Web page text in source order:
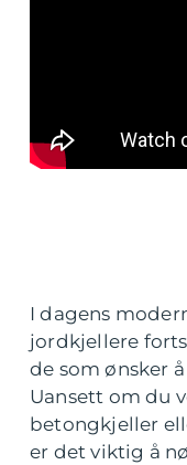
I dagens
jordkjellere
de som ønsker
Uansett om du
betongkjeller
er det viktig å